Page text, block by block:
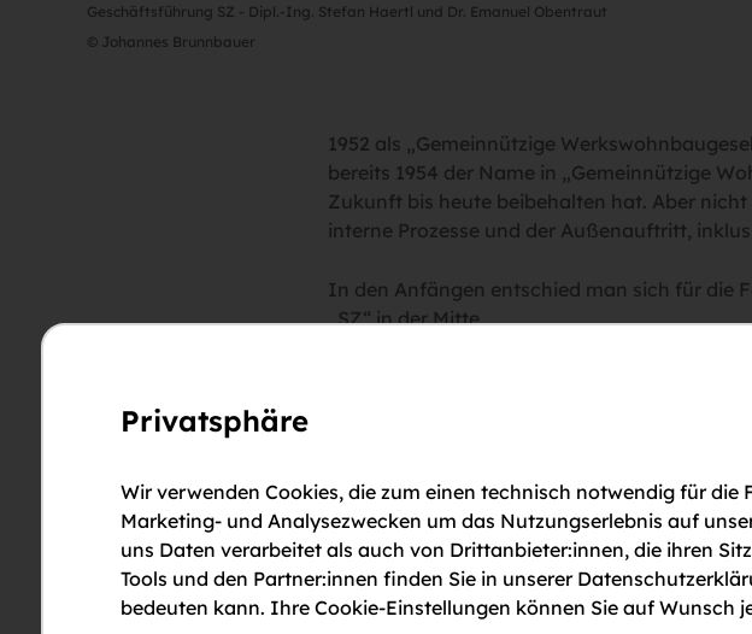
Geschäftsführung SZ - Dipl.-Ing. Stefan Haertl und Dr. Emanuel Obentraut
© Johannes Brunnbauer
1952 als „Gemeinnützige
bereits 1954 der Name in „Gemeinnützige
Zukunft bis heute beibehalten hat. Aber
interne Prozesse und der Außenauftritt,
In den Anfängen entschied man sich für die
„SZ“ in der Mitte.
ist. Viele interne Umfragen und
Erscheinungsbild, das die Schönere Zukunft
präsentiert. Ziel der Agentur Fonda war es
Logo weiterhin Freundlichkeit ausstrahlen zu
ein neues Zuhause. Die zentrale Farbe bleibt
Privatsphäre
Wir verwenden Cookies, die zum einen technisch notwendig für
Marketing- und Analysezwecken um das Nutzungserlebnis auf
uns Daten verarbeitet als auch von Drittanbieter:innen, die ihren
Tools und den Partner:innen finden Sie in unserer
bedeuten kann. Ihre Cookie-Einstellungen können Sie auf Wunsch